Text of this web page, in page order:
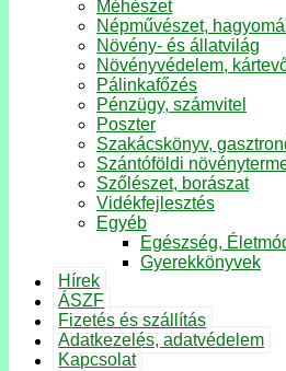
Méhészet
Népművészet,
Növény- és állatvilág
Növényvédelem,
Pálinkafőzés
Pénzügy, számvitel
Poszter
Szakácskönyv,
Szántóföldi
Szőlészet, borászat
Vidékfejlesztés
Egyéb
Egészség,
Gyerekkönyvek
Hírek
ÁSZF
Fizetés és szállítás
Adatkezelés, adatvédelem
Kapcsolat